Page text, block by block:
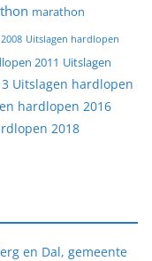
marathon
Uitslagen hardlopen
2011 Uitslagen
Uitslagen hardlopen
hardlopen 2016
2018
en Dal, gemeente